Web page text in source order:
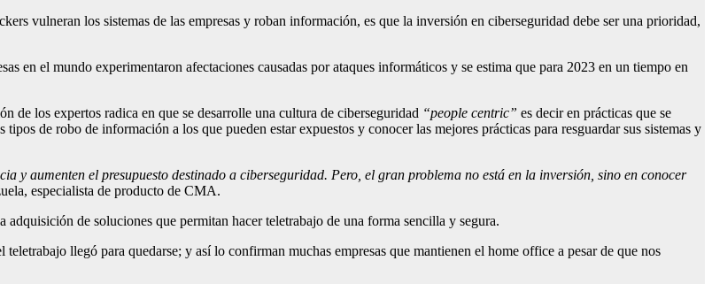
vulneran los sistemas de las empresas y roban información, es que la inversión en ciberseguridad debe ser una prioridad,
en el mundo experimentaron afectaciones causadas por ataques informáticos y se estima que para 2023 en un tiempo en
de los expertos radica en que se desarrolle una cultura de ciberseguridad “people centric” es decir en prácticas que se
de robo de información a los que pueden estar expuestos y conocer las mejores prácticas para resguardar sus sistemas y
y aumenten el presupuesto destinado a ciberseguridad. Pero, el gran problema no está en la inversión, sino en conocer
especialista de producto de CMA.
de soluciones que permitan hacer teletrabajo de una forma sencilla y segura.
llegó para quedarse; y así lo confirman muchas empresas que mantienen el home office a pesar de que nos